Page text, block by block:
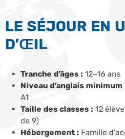
LE SÉJOUR EN
D’ŒIL
Tranche d’âges : 12–16 ans
Niveau d’anglais
A1
Taille des classes : 12
de 9)
Hébergement : Famille